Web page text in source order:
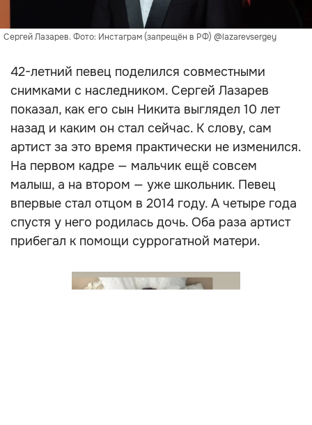
Сергей Лазарев. Фото: Инстаграм (запрещён в РФ) @lazarevsergey
42-летний певец поделился совместными
снимками с наследником. Сергей Лазарев
показал, как его сын Никита выглядел 10 лет
назад и каким он стал сейчас. К слову, сам
артист за это время практически не изменился.
На первом кадре — мальчик ещё совсем
малыш, а на втором — уже школьник. Певец
впервые стал отцом в 2014 году. А четыре года
спустя у него родилась дочь. Оба раза артист
прибегал к помощи суррогатной матери.